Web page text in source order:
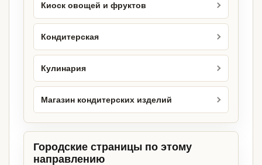
Киоск овощей и фруктов
Кондитерская
Кулинария
Магазин кондитерских изделий
Городские страницы по этому
направлению